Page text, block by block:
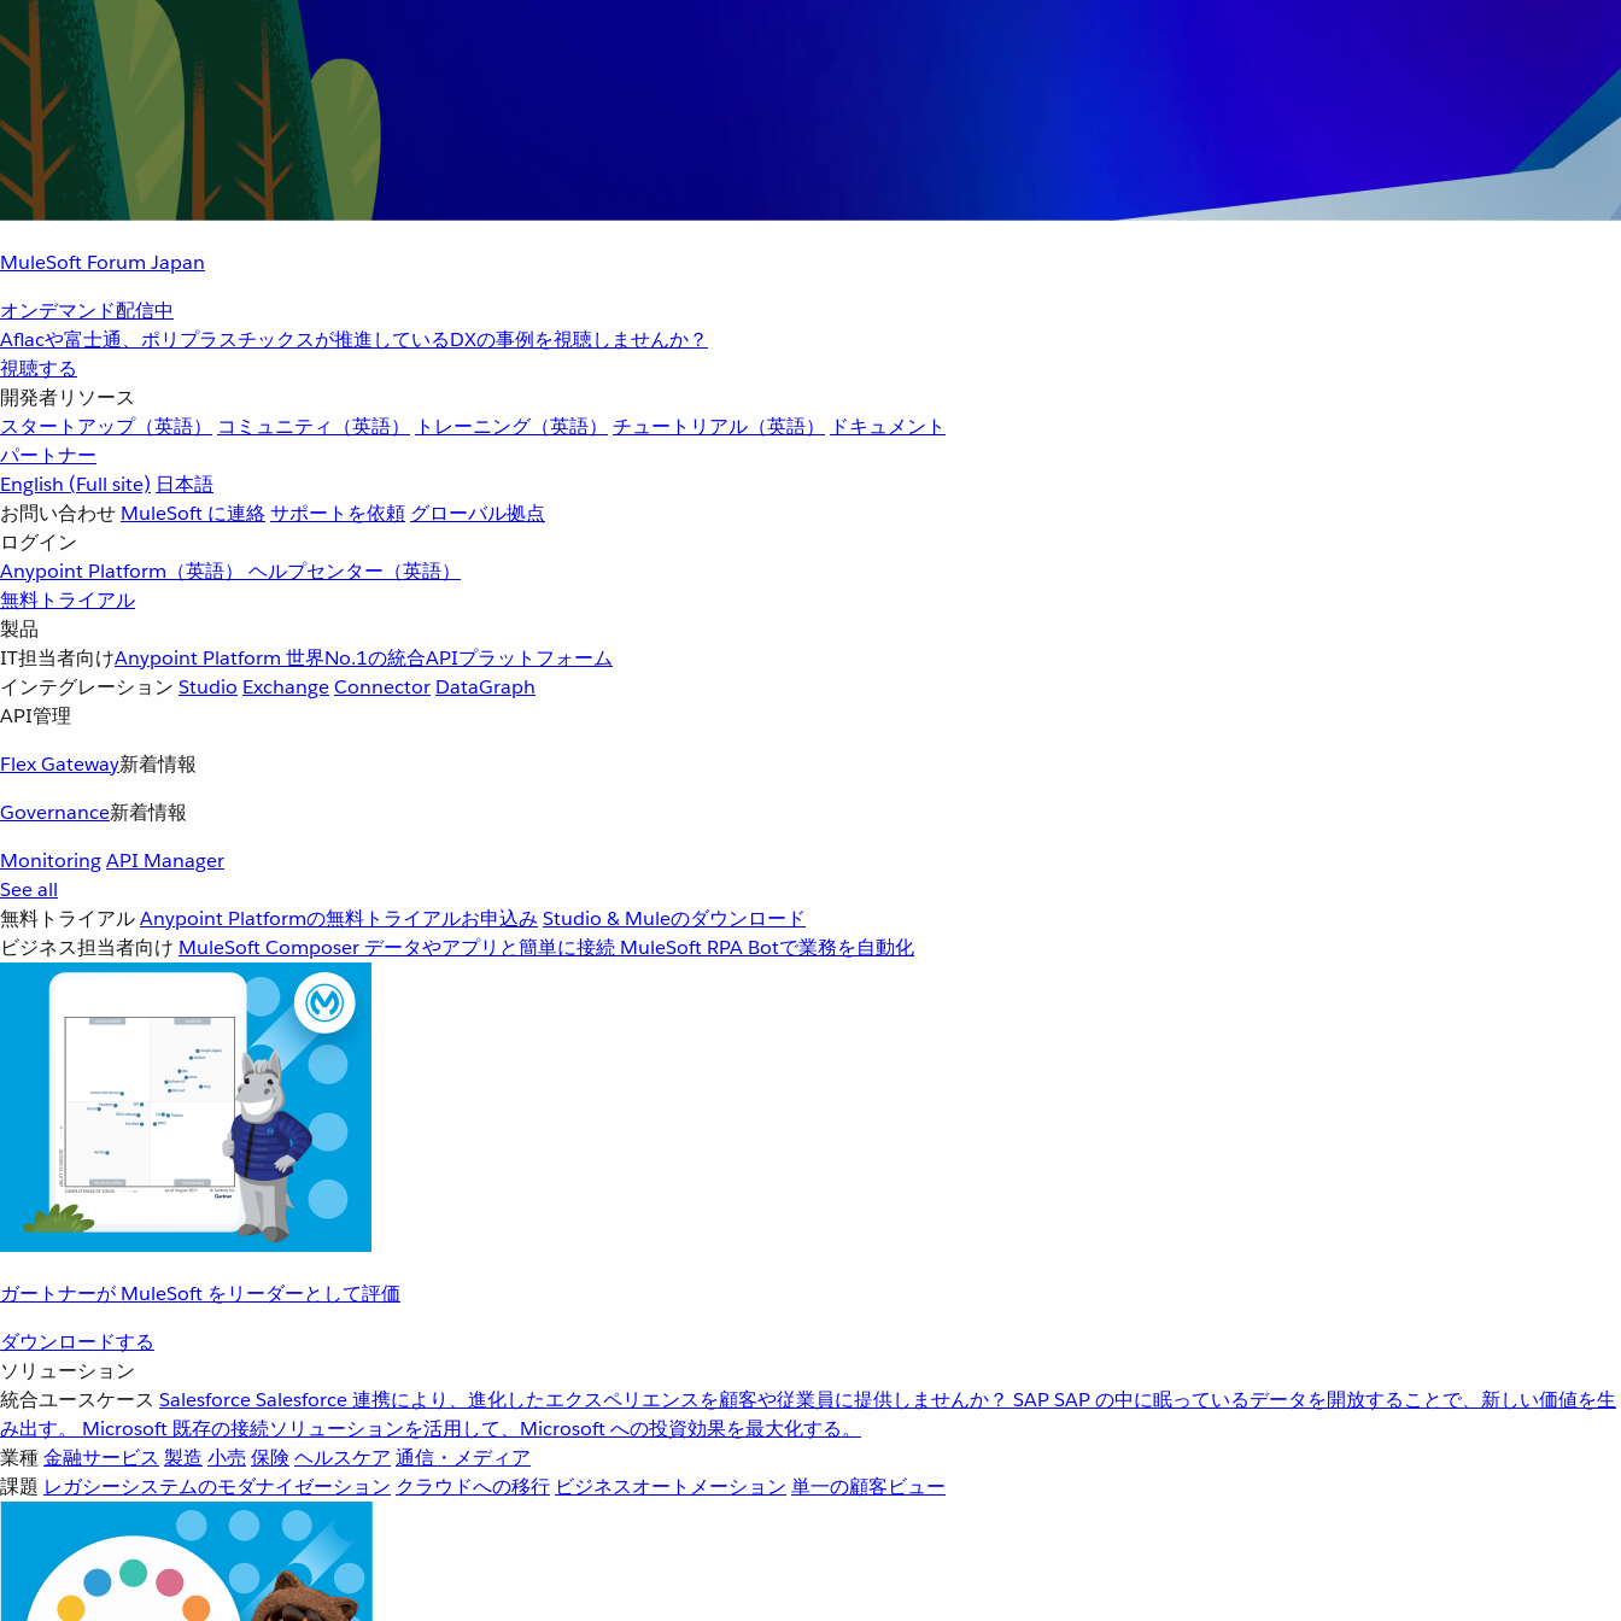
MuleSoft Forum Japan
オンデマンド配信中
Aflacや富士通、ポリプラスチックスが推進しているDXの事例を視聴しませんか？
視聴する
開発者リソース
スタートアップ（英語）
コミュニティ（英語） トレーニング（英語） チュートリアル（英語）
ドキュメント
パートナー
English (Full site) 日本語
お問い合わせ MuleSoft に連絡サポートを依頼 グローバル拠点
ログイン
Anypoint Platform（英語） ヘルプセンター（英語）
無料トライアル
製品
IT担当者向けAnypoint Platform 世界No.1の統合APIプラットフォーム
インテグレーション Studio ExchangeConnector DataGraph
API管理
Flex Gateway新着情報
Governance新着情報
MonitoringAPI Manager
See all
無料トライアルAnypoint Platformの無料トライアルお申込み Studio & Muleのダウンロード
ビジネス担当者向け MuleSoft Composer データやアプリと簡単に接続 MuleSoft RPA Botで業務を自動化
ガートナーが MuleSoft をリーダーとして評価
ダウンロードする
ソリューション
統合ユースケース SalesforceSalesforce 連携により、進化したエクスペリエンスを顧客や従業員に提供しませんか？ SAPSAP の中に眠っているデータを開放することで、新しい価値を生
み出す。
Microsoft 既存の接続ソリューションを活用して、Microsoft への投資効果を最大化する。
業種金融サービス 製造 小売 保険 ヘルスケア 通信・メディア
課題 レガシーシステムのモダナイゼーション クラウドへの移行 ビジネスオートメーション 単一の顧客ビュー